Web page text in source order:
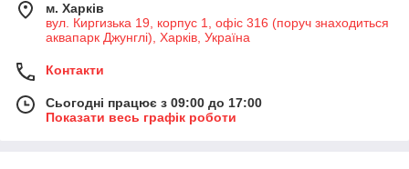
м. Харків
вул. Киргизька 19, корпус 1, офіс 316 (поруч знаходиться
аквапарк Джунглі), Харків, Україна
Контакти
Сьогодні працює з 09:00 до 17:00
Показати весь графік роботи